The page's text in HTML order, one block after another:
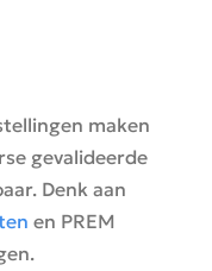
maken
gevalideerde
Denk aan
en PREM